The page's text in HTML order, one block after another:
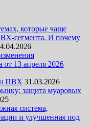
которые чаще
сегмента. И почему
от 13 апреля 2026
ПВХ 31.03.2026
защита муаровых
система,
и улучшенная под